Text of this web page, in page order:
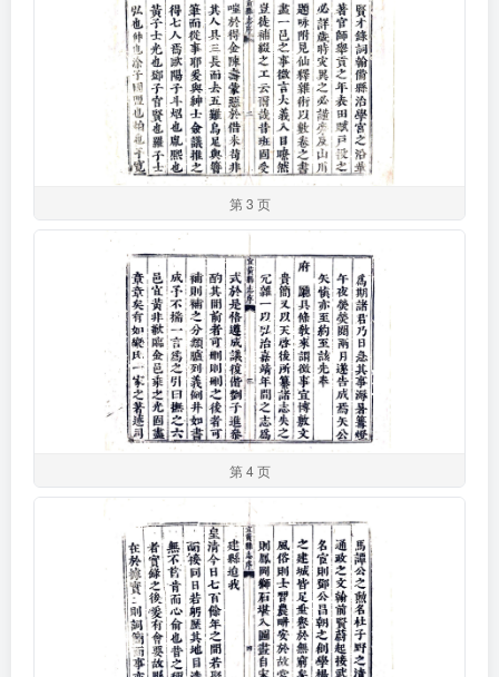
第 3 页
第 4 页